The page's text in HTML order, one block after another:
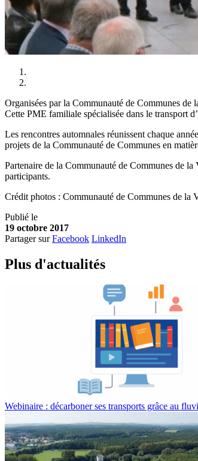
Organisées par la Communauté de Communes de
Cette PME familiale spécialisée dans le transport
Les rencontres automnales réunissent chaque
projets de la Communauté de Communes en
Partenaire de la Communauté de Communes de
participants.
Crédit photos : Communauté de Communes de la
Publié le
19 octobre 2017
Partager sur Facebook LinkedIn
Plus d'actualités
Webinaire : décarboner ses transports grâce au